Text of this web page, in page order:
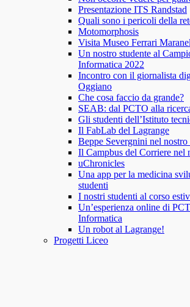
Presentazione ITS Randstad
Quali sono i pericoli della
Motomorphosis
Visita Museo Ferrari
Un nostro studente al
Informatica 2022
Incontro con il giornalista
Oggiano
Che cosa faccio da grande?
SEAB: dal PCTO alla
Gli studenti dell’Istituto
Il FabLab del Lagrange
Beppe Severgnini nel
Il Campbus del Corriere nel
uChronicles
Una app per la medicina
studenti
I nostri studenti al corso
Un’esperienza online di
Informatica
Un robot al Lagrange!
Progetti Liceo